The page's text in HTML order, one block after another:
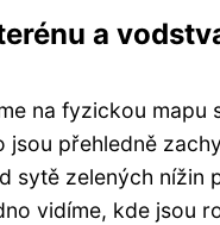
a
na fyzickou mapu
jsou přehledně
sytě zelených nížin
vidíme, kde jsou